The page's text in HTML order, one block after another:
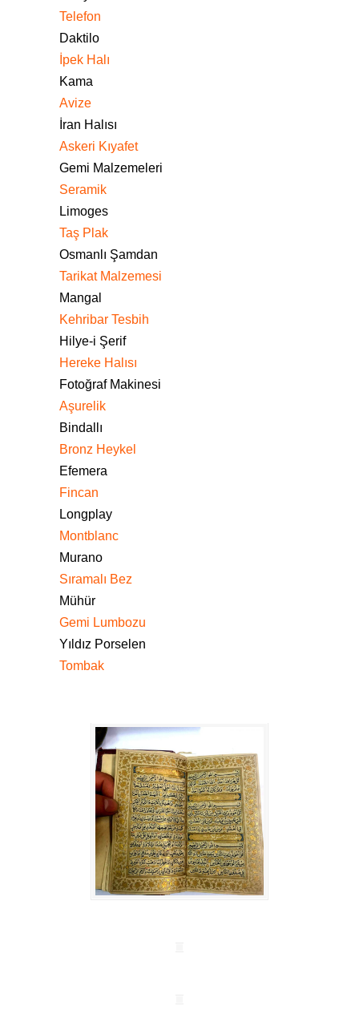
Telefon
Daktilo
İpek Halı
Kama
Avize
İran Halısı
Askeri Kıyafet
Gemi Malzemeleri
Seramik
Limoges
Taş Plak
Osmanlı Şamdan
Tarikat Malzemesi
Mangal
Kehribar Tesbih
Hilye-i Şerif
Hereke Halısı
Fotoğraf Makinesi
Aşurelik
Bindallı
Bronz Heykel
Efemera
Fincan
Longplay
Montblanc
Murano
Sıramalı Bez
Mühür
Gemi Lumbozu
Yıldız Porselen
Tombak